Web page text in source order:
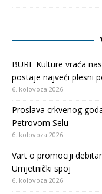
BURE Kulture vraća
postaje najveći plesni
6. kolovoza 2026.
Proslava crkvenog
Petrovom Selu
6. kolovoza 2026.
Vart o promociji
Umjetnički spoj
6. kolovoza 2026.